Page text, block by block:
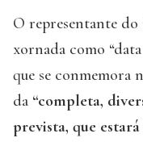
O representante do
xornada como
que se conmemora
da “completa,
prevista, que